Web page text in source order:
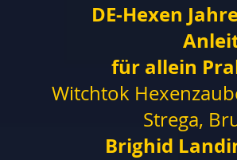
DE-Hexen
für allein
Witchtok
Strega,
Brighid